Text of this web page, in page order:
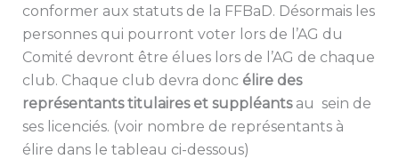
conformer aux statuts de la FFBaD. Désormais les
personnes qui pourront voter lors de l’AG du
Comité devront être élues lors de l’AG de chaque
club. Chaque club devra donc élire des
représentants titulaires et suppléantsau sein de
ses licenciés. (voir nombre de représentants à
élire dans le tableau ci-dessous)